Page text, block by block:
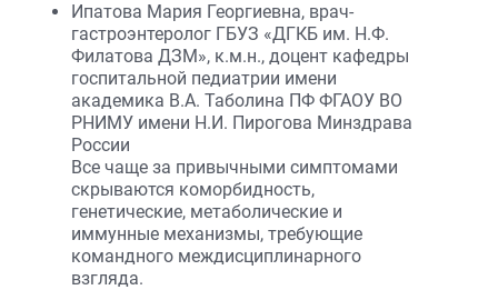
Ипатова Мария Георгиевна, врач-
гастроэнтеролог ГБУЗ «ДГКБ им. Н.Ф.
Филатова ДЗМ», к.м.н., доцент кафедры
госпитальной педиатрии имени
академика В.А. Таболина ПФ ФГАОУ ВО
РНИМУ имени Н.И. Пирогова Минздрава
России
Все чаще за привычными симптомами
скрываются коморбидность,
генетические, метаболические и
иммунные механизмы, требующие
командного междисциплинарного
взгляда.